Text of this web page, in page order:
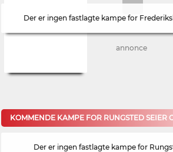
Der er ingen fastlagte kampe for
annonce
KOMMENDE KAMPE FOR RUNGSTED SEIER
Der er ingen fastlagte kampe for